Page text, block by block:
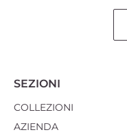
SEZIONI
COLLEZIONI
AZIENDA